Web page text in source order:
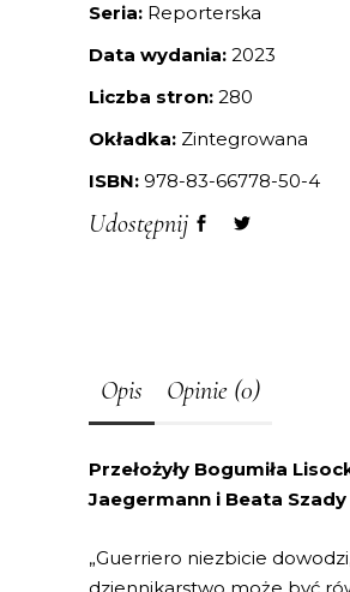
Seria: Reporterska
Data wydania: 2023
Liczba stron: 280
Okładka: Zintegrowana
ISBN: 978-83-66778-50-4
Udostępnij
Opis Opinie (0)
Przełożyły Bogumiła
Jaegermann i Beata Szady
„Guerriero niezbicie